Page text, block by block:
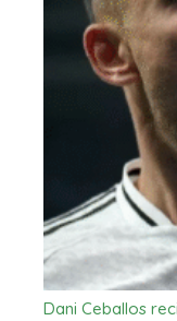
Dani Ceballos